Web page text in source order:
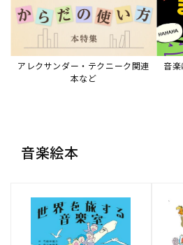
アレクサンダー・テクニーク関連
本など
音
音楽絵本